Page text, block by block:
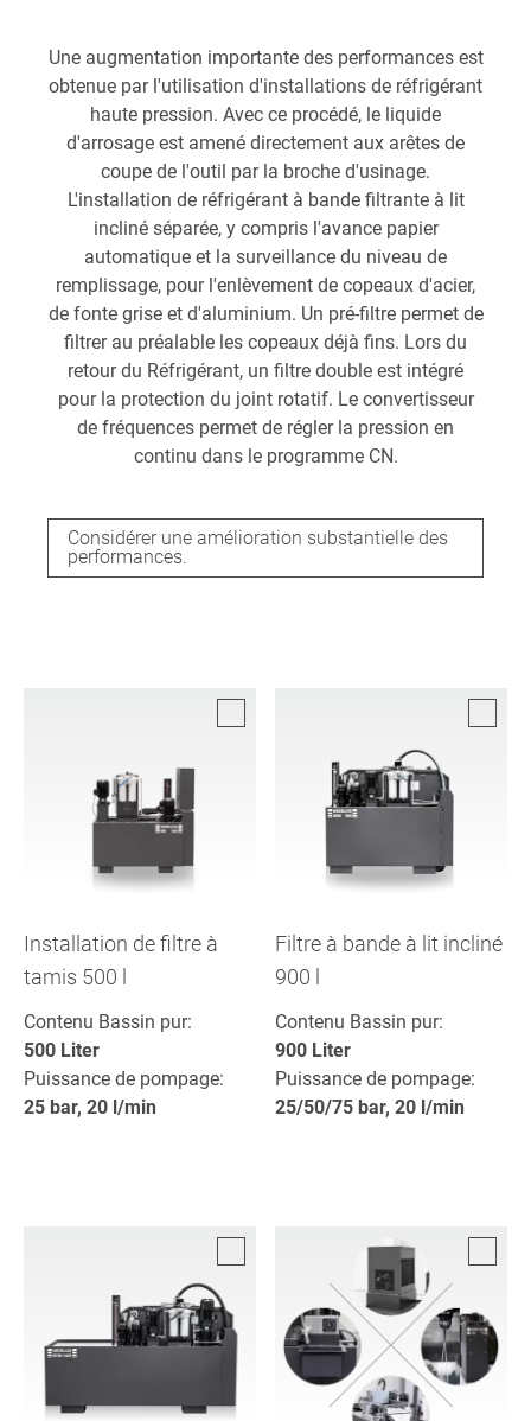
Une augmentation importante des performances est
obtenue par l'utilisation d'installations de réfrigérant
haute pression. Avec ce procédé, le liquide
d'arrosage est amené directement aux arêtes de
coupe de l'outil par la broche d'usinage.
L'installation de réfrigérant à bande filtrante à lit
incliné séparée, y compris l'avance papier
automatique et la surveillance du niveau de
remplissage, pour l'enlèvement de copeaux d'acier,
de fonte grise et d'aluminium. Un pré-filtre permet de
filtrer au préalable les copeaux déjà fins. Lors du
retour du Réfrigérant, un filtre double est intégré
pour la protection du joint rotatif. Le convertisseur
de fréquences permet de régler la pression en
continu dans le programme CN.
Considérer une amélioration substantielle des
performances.
Installation de filtre à
tamis 500 l
Contenu Bassin pur:
500 Liter
Puissance de pompage:
25 bar, 20 l/min
Filtre à bande à lit incliné
900 l
Contenu Bassin pur:
900 Liter
Puissance de pompage:
25/50/75 bar, 20 l/min